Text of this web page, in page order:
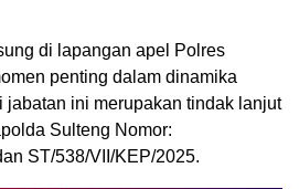
di lapangan apel Polres
penting dalam dinamika
jabatan ini merupakan tindak lanjut
Sulteng Nomor:
ST/538/VII/KEP/2025.